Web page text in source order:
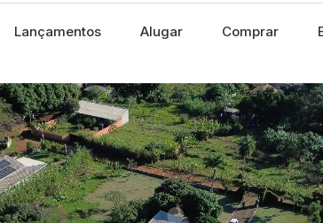
Lançamentos Alugar Comprar